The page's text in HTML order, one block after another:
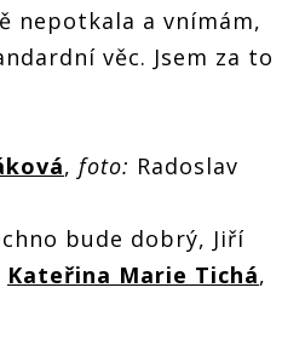
nepotkala a vnímám,
věc. Jsem za to
, foto: Radoslav
bude dobrý, Jiří
Kateřina Marie Tichá,